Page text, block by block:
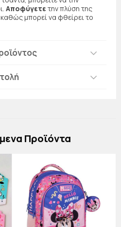
Αποφύγετετην πλύση της
μπορεί να φθείρει το
Προϊόντα